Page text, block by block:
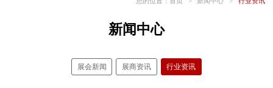
新闻中心
展会新闻 展商资讯 行业资讯